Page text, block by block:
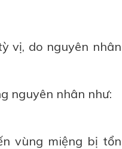
vị, do nguyên nhân
nguyên nhân như:
vùng miệng bị tổn